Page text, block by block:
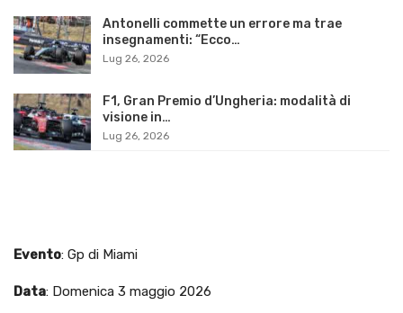
Antonelli commette un errore ma trae
insegnamenti: “Ecco…
Lug 26, 2026
F1, Gran Premio d’Ungheria: modalità di
visione in…
Lug 26, 2026
Evento: Gp di Miami
Data: Domenica 3 maggio 2026